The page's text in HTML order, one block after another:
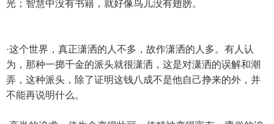
光；智慧中没有书籍，就好像鸟儿没有翅膀。
·这个世界，真正潇洒的人不多，故作潇洒的人多。有人认
为，那种一掷千金的派头就很潇洒，这是对潇洒的误解和潮
弄，这种派头，除了证明这钱八成不是他自己挣来的外，并
不能再说明什么。